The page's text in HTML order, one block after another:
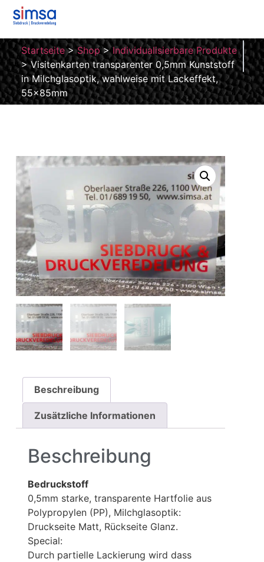
Startseite>Shop>Individualisierbare Produkte
>Visitenkarten transparenter 0,5mm Kunststoff
in Milchglasoptik, wahlweise mit Lackeffekt,
55x85mm
Beschreibung
Zusätzliche Informationen
Beschreibung
Bedruckstoff
0,5mm starke, transparente Hartfolie aus
Polypropylen (PP), Milchglasoptik:
Druckseite Matt, Rückseite Glanz.
Special:
Durch partielle Lackierung wird dass